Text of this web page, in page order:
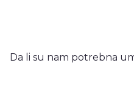
Da li su nam potrebna